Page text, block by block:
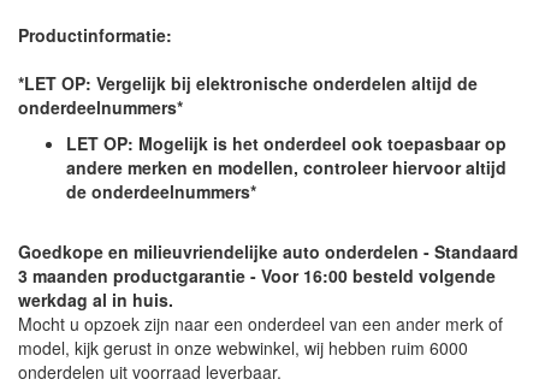
Productinformatie:
*LET OP: Vergelijk bij elektronische onderdelen altijd de
onderdeelnummers*
LET OP: Mogelijk is het onderdeel ook toepasbaar op
andere merken en modellen, controleer hiervoor altijd
de onderdeelnummers*
Goedkope en milieuvriendelijke auto onderdelen - Standaard
3 maanden productgarantie - Voor 16:00 besteld volgende
werkdag al in huis.
Mocht u opzoek zijn naar een onderdeel van een ander merk of
model, kijk gerust in onze webwinkel, wij hebben ruim 6000
onderdelen uit voorraad leverbaar.